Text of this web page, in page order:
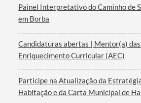
Categorias gerais
Painel Interpretativo do Caminho de
em Borba
Candidaturas abertas | Mentor(a)
Enriquecimento Curricular (AEC)
Participe na Atualização da
Habitação e da Carta Municipal de